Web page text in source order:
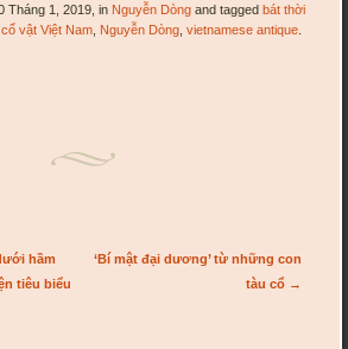
Tháng 1, 2019, in Nguyễn Dòng and taggedbát thời
,cổ vật Việt Nam Nguyễn Dòng ,vietnamese antique
hầm
tiêu biểu
‘Bí mật đại dương’ từ những con
tàu cổ →